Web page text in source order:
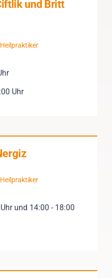
und Britt
Uhr
und 14:00 - 18:00